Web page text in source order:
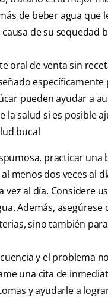
de beber agua
de su sequedad
oral de venta sin
pueden ayudar a
la salud si es posible
bucal
practicar
menos dos veces
vez al día. Considere
Además,
sino también
y el problema
una cita de
y ayudarle a